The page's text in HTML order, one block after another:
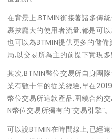
在背景上,BTMIN銜接著諸多傳
裹挾龐大的使用者流量,都是可
也可以為BTMIN提供更多的儲
局,以交易所為主的前提下實現多
其次,BTMIN幣位交易所自身團
業有數十年的從業經驗,早在
幣位交易所這款產品,圍繞合約
N幣位交易所獨有的“交易引擎”。
可以說BTMIN在時間線上,已經